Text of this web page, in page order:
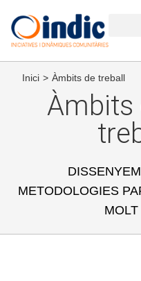
Inici > Àmbits de treball
Àmbits
METODOLOGIES